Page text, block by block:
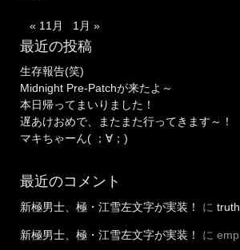
« 11月 1月 »
最近の投稿
生存報告(笑)
Midnight Pre-Patchが来たよ～
本日帰ってまいりました！
遅あけおめで、またまた行ってきます～！
マキちゃーん( ；∀；)
最近のコメント
新極男士、極・江雪左文字が実装！ に truth
新極男士、極・江雪左文字が実装！ に emp